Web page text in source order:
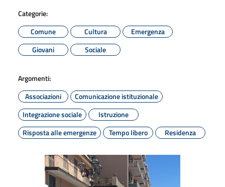
Categorie:
Comune
Cultura
Emergenza
Giovani
Sociale
Argomenti:
Associazioni
Comunicazione istituzionale
Integrazione sociale
Istruzione
Risposta alle emergenze
Tempo libero Residenza